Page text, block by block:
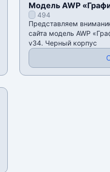
Модель AWP
v34494
Представляем
сайта модель AWP
v34. Черный корпус